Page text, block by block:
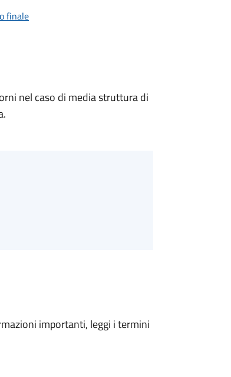
finale
nel caso di media struttura di
importanti, leggi i termini